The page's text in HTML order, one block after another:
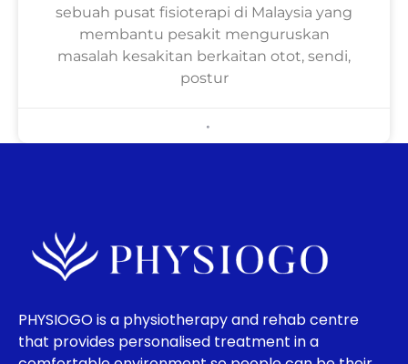
sebuah pusat fisioterapi di Malaysia yang
membantu pesakit menguruskan
masalah kesakitan berkaitan otot, sendi,
postur
PHYSIOGO is a physiotherapy and rehab centre
that provides personalised treatment in a